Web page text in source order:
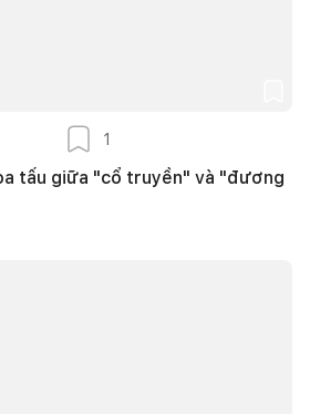
1
tấu giữa "cổ truyền" và "đương